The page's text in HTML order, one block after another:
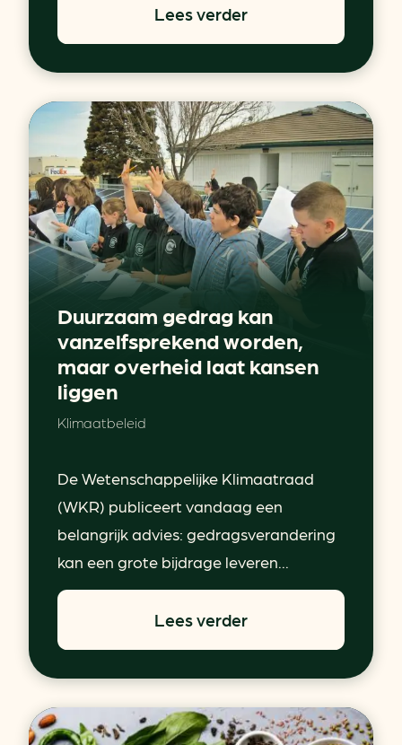
Lees verder
Duurzaam gedrag kan
vanzelfsprekend worden,
maar overheid laat kansen
liggen
Klimaatbeleid
De Wetenschappelijke Klimaatraad
(WKR) publiceert vandaag een
belangrijk advies: gedragsverandering
kan een grote bijdrage leveren...
Lees verder